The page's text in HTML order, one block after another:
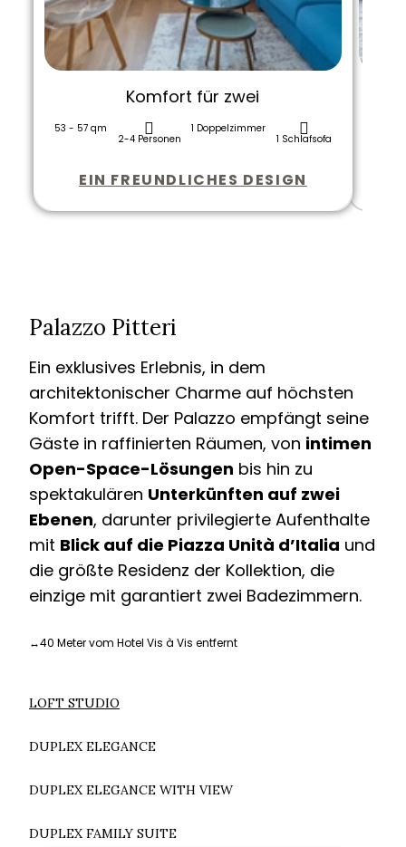
Komfort für zwei
53 - 57 qm
2-4 Personen
1 Doppelzimmer
1 Schlafsofa
EIN FREUNDLICHES DESIGN
Palazzo Pitteri
Ein exklusives Erlebnis, in dem
architektonischer Charme auf höchsten
Komfort trifft. Der Palazzo empfängt seine
Gäste in raffinierten Räumen, von intimen
Open-Space-Lösungen bis hin zu
spektakulären Unterkünften auf zwei
Ebenen, darunter privilegierte Aufenthalte
mit Blick auf die Piazza Unità d’Italia und
die größte Residenz der Kollektion, die
einzige mit garantiert zwei Badezimmern.
↔40 Meter vom Hotel Vis à Vis entfernt
LOFT STUDIO
DUPLEX ELEGANCE
DUPLEX ELEGANCE WITH VIEW
DUPLEX FAMILY SUITE